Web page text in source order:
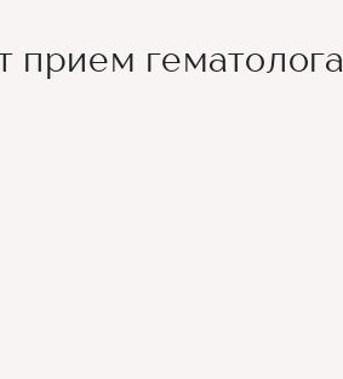
прием гематолога